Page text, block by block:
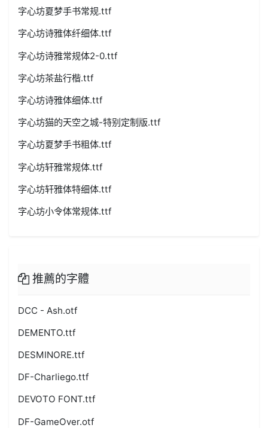
字心坊夏梦手书常规.ttf
字心坊诗雅体纤细体.ttf
字心坊诗雅常规体2-0.ttf
字心坊茶盐行楷.ttf
字心坊诗雅体细体.ttf
字心坊猫的天空之城-特别定制版.ttf
字心坊夏梦手书粗体.ttf
字心坊轩雅常规体.ttf
字心坊轩雅体特细体.ttf
字心坊小令体常规体.ttf
推薦的字體
DCC - Ash.otf
DEMENTO.ttf
DESMINORE.ttf
DF-Charliego.ttf
DEVOTO FONT.ttf
DF-GameOver.otf